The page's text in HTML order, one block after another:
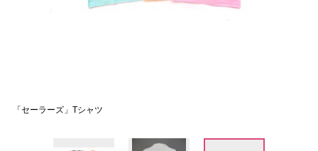
「セーラーズ」Tシャツ